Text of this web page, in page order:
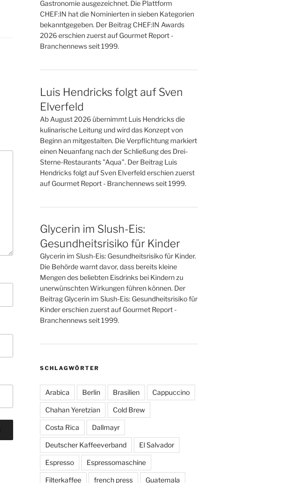
Gastronomie ausgezeichnet. Die Plattform
CHEF:IN hat die Nominierten in sieben Kategorien
bekanntgegeben. Der Beitrag CHEF:IN Awards
2026 erschien zuerst auf Gourmet Report -
Branchennews seit 1999.
Luis Hendricks folgt auf Sven
Elverfeld
Ab August 2026 übernimmt Luis Hendricks die
kulinarische Leitung und wird das Konzept von
Beginn an mitgestalten. Die Verpflichtung markiert
einen Neuanfang nach der Schließung des Drei-
Sterne-Restaurants "Aqua". Der Beitrag Luis
Hendricks folgt auf Sven Elverfeld erschien zuerst
auf Gourmet Report - Branchennews seit 1999.
Glycerin im Slush-Eis:
Gesundheitsrisiko für Kinder
Glycerin im Slush-Eis: Gesundheitsrisiko für Kinder.
Die Behörde warnt davor, dass bereits kleine
Mengen des beliebten Eisdrinks bei Kindern zu
unerwünschten Wirkungen führen können. Der
Beitrag Glycerin im Slush-Eis: Gesundheitsrisiko für
Kinder erschien zuerst auf Gourmet Report -
Branchennews seit 1999.
SCHLAGWÖRTER
Arabica Berlin Brasilien Cappuccino
Chahan Yeretzian Cold Brew
Costa Rica Dallmayr
Deutscher Kaffeeverband El Salvador
Espresso Espressomaschine
Filterkaffee french press Guatemala